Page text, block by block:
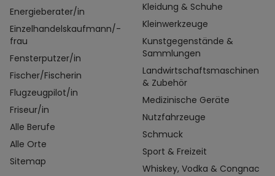
Energieberater/in
Einzelhandelskaufmann/-
frau
Fensterputzer/in
Fischer/Fischerin
Flugzeugpilot/in
Friseur/in
Alle Berufe
Alle Orte
Sitemap
Kleidung & Schuhe
Kleinwerkzeuge
Kunstgegenstände &
Sammlungen
Landwirtschaftsmaschinen
& Zubehör
Medizinische Geräte
Nutzfahrzeuge
Schmuck
Sport & Freizeit
Whiskey, Vodka & Congnac